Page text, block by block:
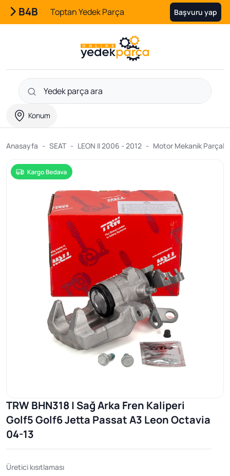
B4B Toptan Yedek Parça Başvuru yap
Konum
Anasayfa SEAT LEON II 2006 - 2012 Motor Mekanik
TRW BHN318 | Sağ Arka Fren Kaliperi
Golf5 Golf6 Jetta Passat A3 Leon Octavia
04-13
Üretici kısıtlaması